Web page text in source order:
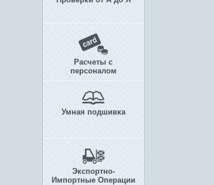
Расчеты с
персоналом
Умная подшивка
Экспортно-
Импортные Операции